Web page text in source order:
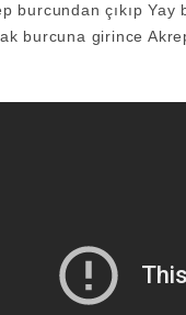
burcundan çıkıp
burcuna girince